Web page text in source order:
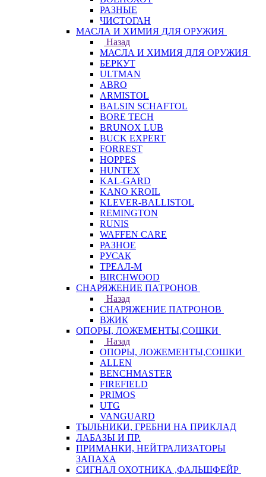
РАЗНЫЕ
ЧИСТОГАН
МАСЛА И ХИМИЯ ДЛЯ ОРУЖИЯ
Назад
МАСЛА И ХИМИЯ ДЛЯ ОРУЖИЯ
БЕРКУТ
ULTMAN
ABRO
ARMISTOL
BALSIN SCHAFTOL
BORE TECH
BRUNOX LUB
BUCK EXPERT
FORREST
HOPPES
HUNTEX
KAL-GARD
KANO KROIL
KLEVER-BALLISTOL
REMINGTON
RUNIS
WAFFEN CARE
РАЗНОЕ
РУСАК
ТРЕАЛ-М
BIRCHWOOD
СНАРЯЖЕНИЕ ПАТРОНОВ
Назад
СНАРЯЖЕНИЕ ПАТРОНОВ
ВЖИК
ОПОРЫ, ЛОЖЕМЕНТЫ,СОШКИ
Назад
ОПОРЫ, ЛОЖЕМЕНТЫ,СОШКИ
ALLEN
BENCHMASTER
FIREFIELD
PRIMOS
UTG
VANGUARD
ТЫЛЬНИКИ, ГРЕБНИ НА ПРИКЛАД
ЛАБАЗЫ И ПР.
ПРИМАНКИ, НЕЙТРАЛИЗАТОРЫ
ЗАПАХА
СИГНАЛ ОХОТНИКА ,ФАЛЬШФЕЙР